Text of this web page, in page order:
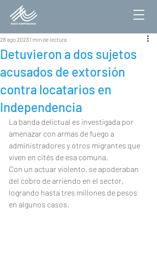
Detuvieron a dos sujetos
acusados de extorsión
contra locatarios en
Independencia
28 ago 2023 1 min de lectura
La banda delictual es investigada por
amenazar con armas de fuego a
administradores y otros migrantes que
viven en cités de esa comuna.
Con un actuar violento, se apoderaban
del cobro de arriendo en el sector,
logrando hasta tres millones de pesos
en algunos casos.